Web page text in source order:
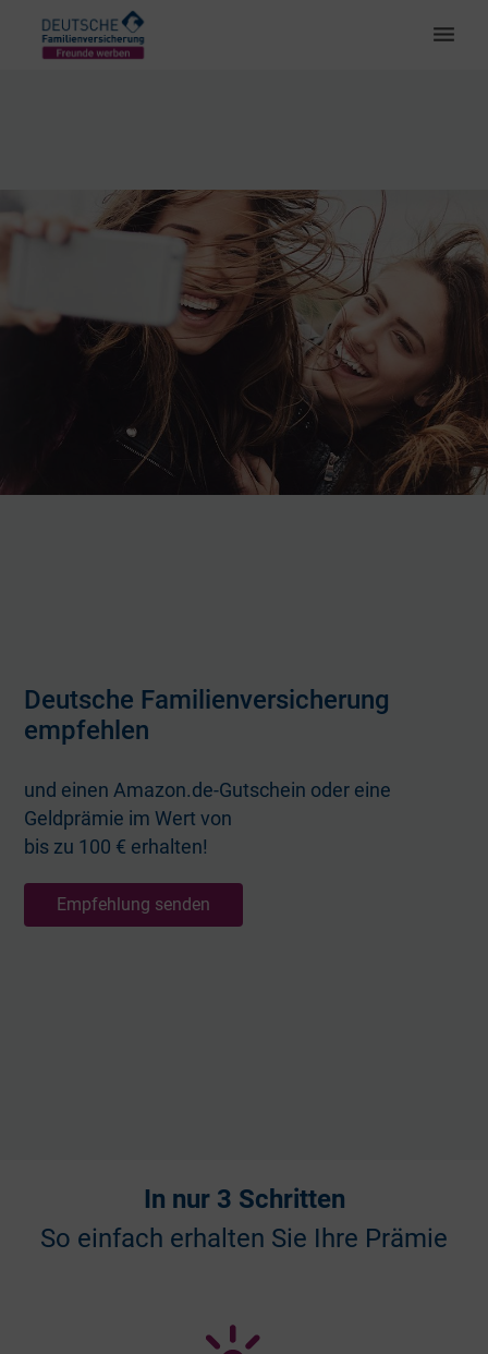
Deutsche Familienversicherung
empfehlen
und einen Amazon.de-Gutschein oder eine
Geldprämie im Wert von
bis zu 100 € erhalten!
Empfehlung senden
In nur 3 Schritten
So einfach erhalten Sie Ihre Prämie